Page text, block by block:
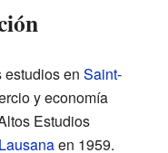
estudios en Saint-
y economía
Estudios
en 1959.